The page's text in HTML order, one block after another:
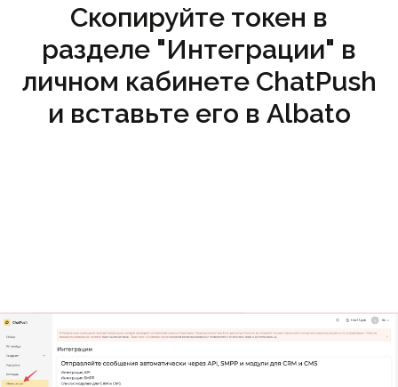
Скопируйте токен в
разделе "Интеграции" в
личном кабинете ChatPush
и вставьте его в Albato